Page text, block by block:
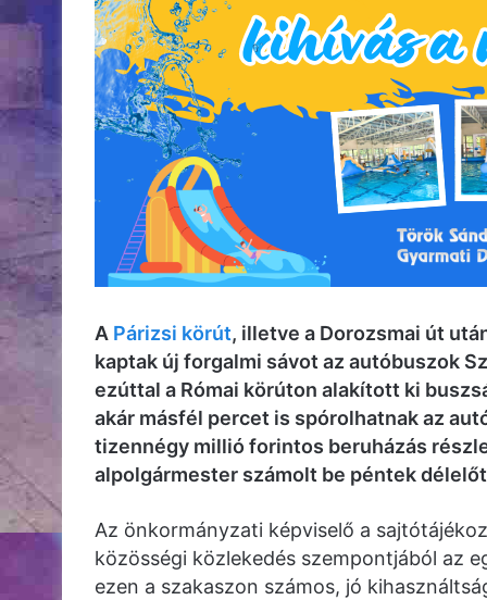
A Párizsi körút, illetve a Dorozsmai út
kaptak új forgalmi sávot az autóbuszok
ezúttal a Római körúton alakított ki
akár másfél percet is spórolhatnak az
tizennégy millió forintos beruházás
alpolgármester számolt be péntek
Az önkormányzati képviselő a
közösségi közlekedés szempontjából az
ezen a szakaszon számos, jó